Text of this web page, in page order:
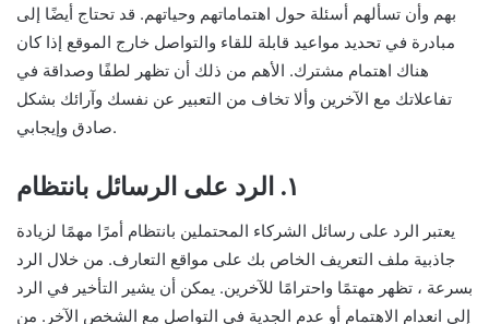
بهم وأن تسألهم أسئلة حول اهتماماتهم وحياتهم. قد تحتاج أيضًا إلى
مبادرة في تحديد مواعيد قابلة للقاء والتواصل خارج الموقع إذا كان
هناك اهتمام مشترك. الأهم من ذلك أن تظهر لطفًا وصداقة في
تفاعلاتك مع الآخرين وألا تخاف من التعبير عن نفسك وآرائك بشكل
صادق وإيجابي.
١. الرد على الرسائل بانتظام
يعتبر الرد على رسائل الشركاء المحتملين بانتظام أمرًا مهمًا لزيادة
جاذبية ملف التعريف الخاص بك على مواقع التعارف. من خلال الرد
بسرعة ، تظهر مهتمًا واحترامًا للآخرين. يمكن أن يشير التأخير في الرد
إلى انعدام الاهتمام أو عدم الجدية في التواصل مع الشخص الآخر. من